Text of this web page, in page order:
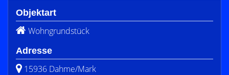
Objektart
Wohngrundstück
Adresse
15936 Dahme/Mark